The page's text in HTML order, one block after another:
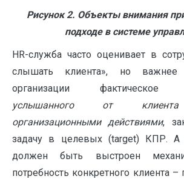
Рисунок 2. Объекты внимания
подходе в системе
HR-служба часто оценивает в
слышать клиента», но важнее
организации фактическое
услышанного от
организационными действиями,
задачу в целевых (target) КПР. А
должен быть выстроен
потребность конкретного клиента –